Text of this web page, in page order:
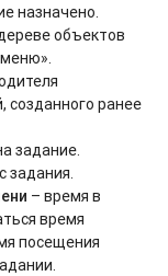
назначено.
объектов
созданного ранее
задание.
задания.
– время в
время
посещения